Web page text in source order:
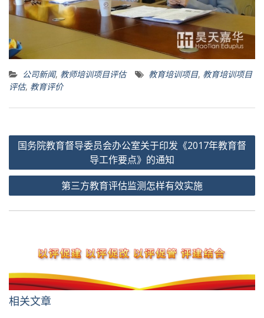
公司新闻, 教师培训项目评估 教育培训项目, 教育培训项目
评估, 教育评价
文
导
航
国务院教育督导委员会办公室关于印发《2017年教育督
导工作要点》的通知
第三方教育评估监测怎样有效实施
相关文章